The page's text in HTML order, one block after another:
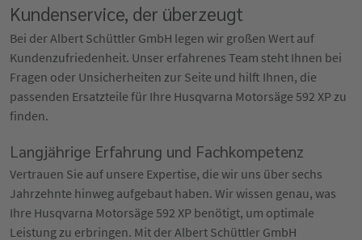
Kundenservice, der überzeugt
Bei der Albert Schüttler GmbH legen wir großen Wert auf
Kundenzufriedenheit. Unser erfahrenes Team steht Ihnen bei
Fragen oder Unsicherheiten zur Seite und hilft Ihnen, die
passenden Ersatzteile für Ihre Husqvarna Motorsäge 592 XP zu
finden.
Langjährige Erfahrung und Fachkompetenz
Vertrauen Sie auf unsere Expertise, die wir uns über sechs
Jahrzehnte hinweg aufgebaut haben. Wir wissen genau, was
Ihre Husqvarna Motorsäge 592 XP benötigt, um optimale
Leistung zu erbringen. Mit der Albert Schüttler GmbH